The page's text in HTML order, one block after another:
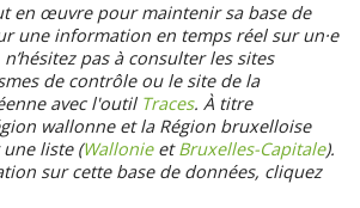
en œuvre pour maintenir sa base de
une information en temps réel sur un·e
n’hésitez pas à consulter les sites
de contrôle ou le site de la
avec l'outil Traces. À titre
wallonne et la Région bruxelloise
liste (WallonieetBruxelles-Capitale).
sur cette base de données, cliquez